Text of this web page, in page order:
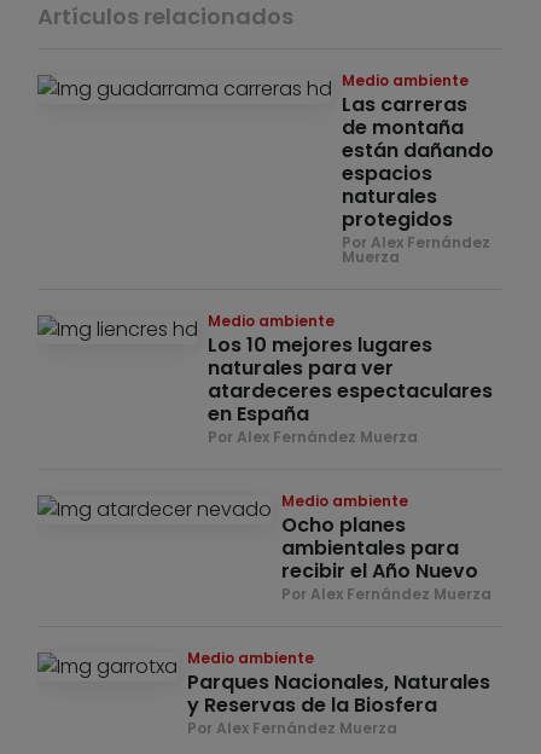
Artículos relacionados
Medio ambiente
Las carreras
de montaña
están dañando
espacios
naturales
protegidos
Por Alex Fernández
Muerza
Medio ambiente
Los 10 mejores lugares
naturales para ver
atardeceres espectaculares
en España
Por Alex Fernández Muerza
Medio ambiente
Ocho planes
ambientales para
recibir el Año Nuevo
Por Alex Fernández Muerza
Medio ambiente
Parques Nacionales, Naturales
y Reservas de la Biosfera
Por Alex Fernández Muerza